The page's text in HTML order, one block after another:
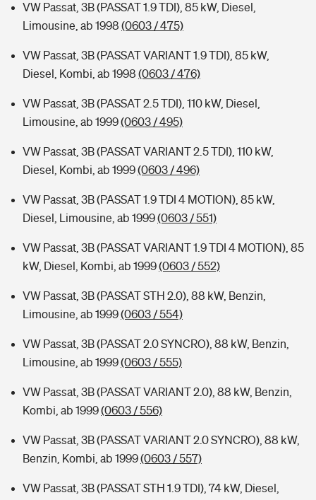
VW Passat, 3B (PASSAT 1.9 TDI), 85 kW, Diesel,
Limousine, ab 1998 (0603 / 475)
VW Passat, 3B (PASSAT VARIANT 1.9 TDI), 85 kW,
Diesel, Kombi, ab 1998 (0603 / 476)
VW Passat, 3B (PASSAT 2.5 TDI), 110 kW, Diesel,
Limousine, ab 1999(0603 / 495)
VW Passat, 3B (PASSAT VARIANT 2.5 TDI), 110 kW,
Diesel, Kombi, ab 1999(0603 / 496)
VW Passat, 3B (PASSAT 1.9 TDI 4 MOTION), 85 kW,
Diesel, Limousine, ab 1999(0603 / 551)
VW Passat, 3B (PASSAT VARIANT 1.9 TDI 4 MOTION), 85
kW, Diesel, Kombi, ab 1999(0603 / 552)
VW Passat, 3B (PASSAT STH 2.0), 88 kW, Benzin,
Limousine, ab 1999(0603 / 554)
VW Passat, 3B (PASSAT 2.0 SYNCRO), 88 kW, Benzin,
Limousine, ab 1999(0603 / 555)
VW Passat, 3B (PASSAT VARIANT 2.0), 88 kW, Benzin,
Kombi, ab 1999(0603 / 556)
VW Passat, 3B (PASSAT VARIANT 2.0 SYNCRO), 88 kW,
Benzin, Kombi, ab 1999(0603 / 557)
VW Passat, 3B (PASSAT STH 1.9 TDI), 74 kW, Diesel,